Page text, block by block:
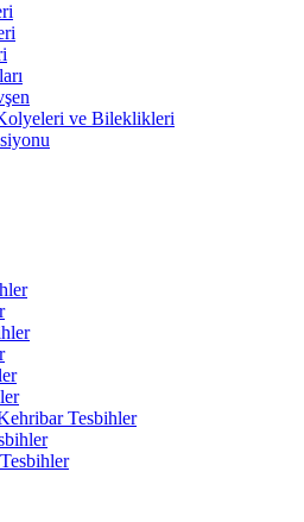
ve Bileklikleri
Tesbihler